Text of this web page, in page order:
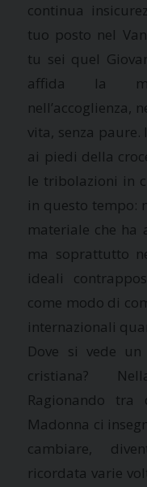
continua
tuo posto nel
tu sei quel
affida la
nell’accoglienza,
vita, senza paure.
ai piedi della
le tribolazioni in
in questo tempo:
materiale che ha
ma soprattutto
ideali
come modo di
internazionali
Dove si vede
cristiana?
Ragionando
Madonna ci
cambiare,
ricordata varie